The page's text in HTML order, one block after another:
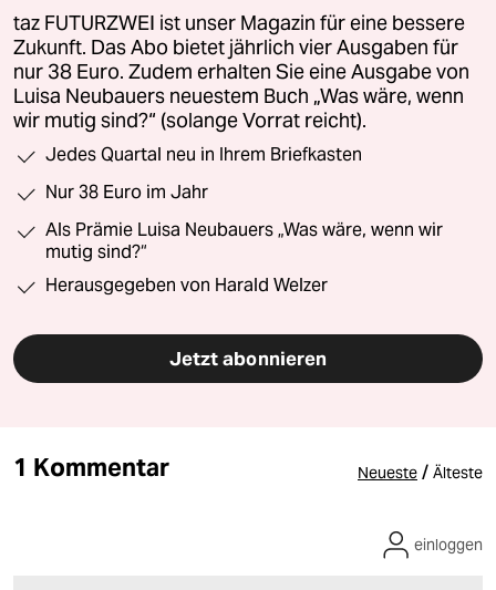
taz FUTURZWEI ist unser Magazin für eine bessere
Zukunft. Das Abo bietet jährlich vier Ausgaben für
nur 38 Euro. Zudem erhalten Sie eine Ausgabe von
Luisa Neubauers neuestem Buch „Was wäre, wenn
wir mutig sind?“ (solange Vorrat reicht).
Jedes Quartal neu in Ihrem Briefkasten
Nur 38 Euro im Jahr
Als Prämie Luisa Neubauers „Was wäre, wenn wir
mutig sind?“
Herausgegeben von Harald Welzer
Jetzt abonnieren
1 Kommentar Neueste / Älteste
einloggen